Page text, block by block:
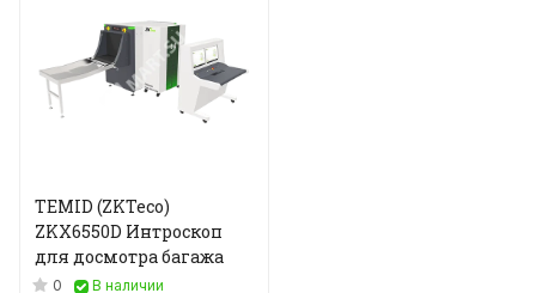
TEMID (ZKTeco)
ZKX6550D Интроскоп
для досмотра багажа
0
В наличии